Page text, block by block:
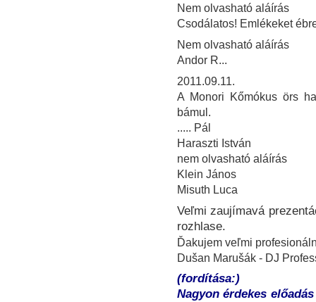
Nem olvasható aláírás
Csodálatos! Emlékeket
Nem olvasható aláírás
Andor R...
2011.09.11.
A Monori Kőmókus örs
bámul.
..... Pál
Haraszti István
nem olvasható aláírás
Klein János
Misuth Luca
Veľmi zaujímavá
rozhlase.
Ďakujem veľmi
Dušan Marušák - DJ
(fordítása:)
Nagyon érdekes